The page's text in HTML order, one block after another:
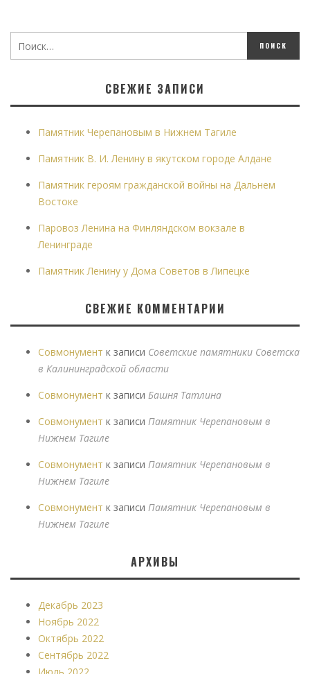
СВЕЖИЕ ЗАПИСИ
Памятник Черепановым в Нижнем Тагиле
Памятник В. И. Ленину в якутском городе Алдане
Памятник героям гражданской войны на Дальнем
Востоке
Паровоз Ленина на Финляндском вокзале в
Ленинграде
Памятник Ленину у Дома Советов в Липецке
СВЕЖИЕ КОММЕНТАРИИ
Совмонумент к записи Советские памятники Советска
в Калининградской области
Совмонумент к записи Башня Татлина
Совмонумент к записи Памятник Черепановым в
Нижнем Тагиле
Совмонумент к записи Памятник Черепановым в
Нижнем Тагиле
Совмонумент к записи Памятник Черепановым в
Нижнем Тагиле
АРХИВЫ
Декабрь 2023
Ноябрь 2022
Октябрь 2022
Сентябрь 2022